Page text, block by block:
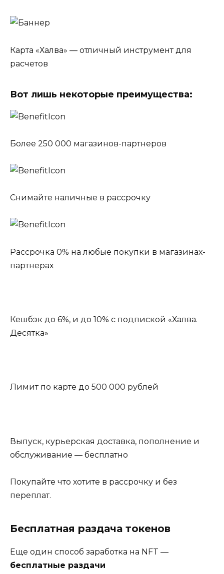
Карта «Халва» — отличный инструмент для
расчетов
Вот лишь некоторые преимущества:
Более 250 000 магазинов-партнеров
Снимайте наличные в рассрочку
Рассрочка 0% на любые покупки в магазинах-
партнерах
Кешбэк до 6%, и до 10% с подпиской «Халва.
Десятка»
Лимит по карте до 500 000 рублей
Выпуск, курьерская доставка, пополнение и
обслуживание — бесплатно
Покупайте что хотите в рассрочку и без
переплат.
Бесплатная раздача токенов
Еще один способ заработка на NFT —
бесплатные раздачи